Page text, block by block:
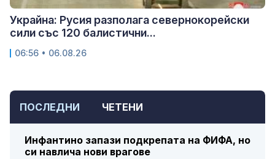
ПОСЛЕДНИ ЧЕТЕНИ
Инфантино запази подкрепата на ФИФА, но
си навлича нови врагове
Украйна: Русия разполага севернокорейски
сили със 120 балистични...
06:56 • 06.08.26